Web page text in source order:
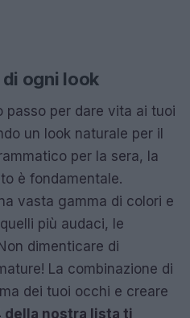
di ogni look
passo per dare vita ai tuoi
un look naturale per il
per la sera, la
è fondamentale.
vasta gamma di colori e
più audaci, le
dimenticare di
La combinazione di
dei tuoi occhi e creare
della nostra lista ti